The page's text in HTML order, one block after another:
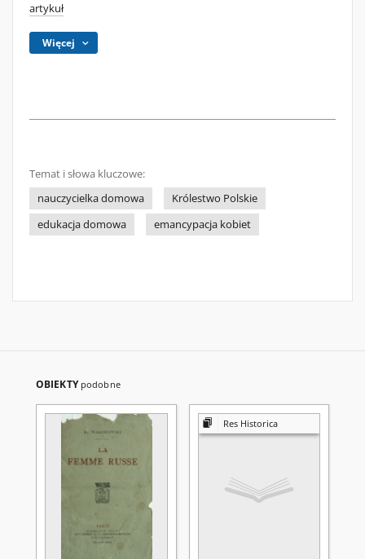
artykuł
Więcej
Temat i słowa kluczowe:
nauczycielka domowa
Królestwo Polskie
edukacja domowa
emancypacja kobiet
OBIEKTY podobne
Res Historica